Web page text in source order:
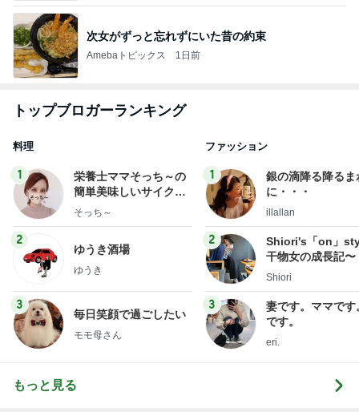
次女がずっと忘れずにいた昔の約束
Amebaトピックス 1日前
トップブロガーランキング
料理
1
栄養士ママそっち～の
簡単美味しいサイクル
献立
そっち～
2
ゆうき酒場
ゆうき
3
毎日笑顔で過ごしたい
モモ母さん
ファッション
1
銀の滴降る降るま
に・・・
illallan
2
Shiori's「on」
干物女の成長記〜
Shiori
3
妻です。ママです
です。
eri.
もっと見る